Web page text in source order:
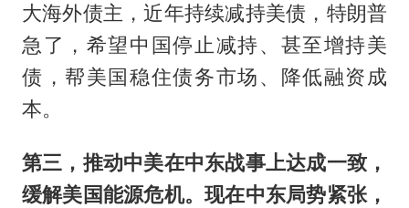
大海外债主，近年持续减持美债，特朗普
急了，希望中国停止减持、甚至增持美
债，帮美国稳住债务市场、降低融资成
本。
第三，推动中美在中东战事上达成一致，
缓解美国能源危机。现在中东局势紧张，